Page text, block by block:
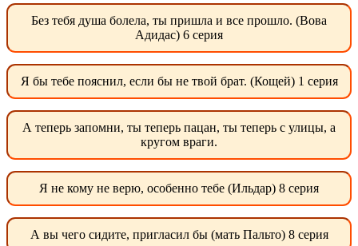
Без тебя душа болела, ты пришла и все прошло. (Вова
Адидас) 6 серия
Я бы тебе пояснил, если бы не твой брат. (Кощей) 1 серия
А теперь запомни, ты теперь пацан, ты теперь с улицы, а
кругом враги.
Я не кому не верю, особенно тебе (Ильдар) 8 серия
А вы чего сидите, пригласил бы (мать Пальто) 8 серия